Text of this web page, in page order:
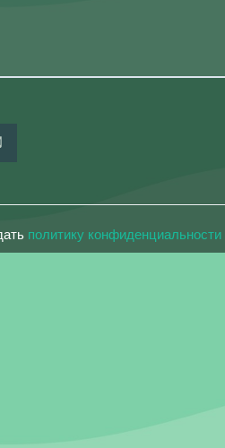
политику конфиденциальности